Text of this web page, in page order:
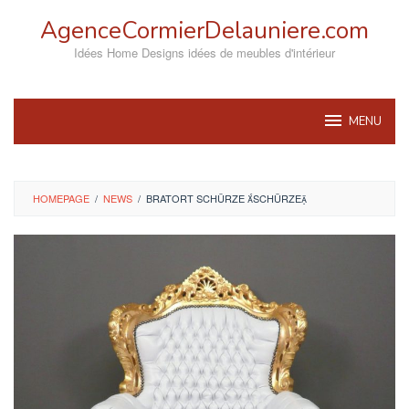
AgenceCormierDelauniere.com
Idées Home Designs idées de meubles d'intérieur
MENU
HOMEPAGE / NEWS / BRATORT SCHÜRZE SCHÜRZE